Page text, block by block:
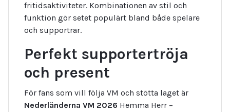
fritidsaktiviteter. Kombinationen av stil och
funktion gör setet populärt bland både spelare
och supportrar.
Perfekt supportertröja
och present
För fans som vill följa VM och stötta laget är
Nederländerna VM 2026 Hemma Herr –